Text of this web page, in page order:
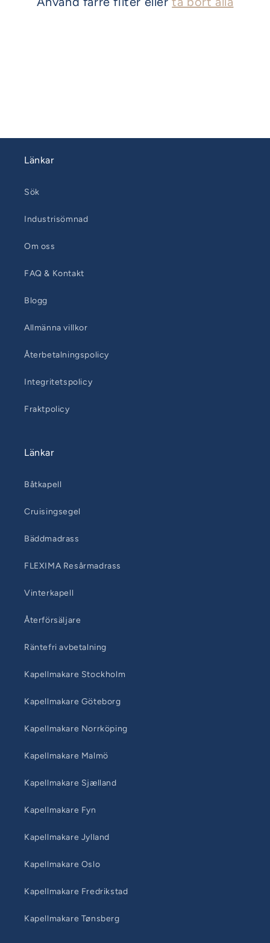
Länkar
Sök
Industrisömnad
Om oss
FAQ & Kontakt
Blogg
Allmänna villkor
Återbetalningspolicy
Integritetspolicy
Fraktpolicy
Länkar
Båtkapell
Cruisingsegel
Bäddmadrass
FLEXIMA Resårmadrass
Vinterkapell
Återförsäljare
Räntefri avbetalning
Kapellmakare Stockholm
Kapellmakare Göteborg
Kapellmakare Norrköping
Kapellmakare Malmö
Kapellmakare Sjælland
Kapellmakare Fyn
Kapellmakare Jylland
Kapellmakare Oslo
Kapellmakare Fredrikstad
Kapellmakare Tønsberg